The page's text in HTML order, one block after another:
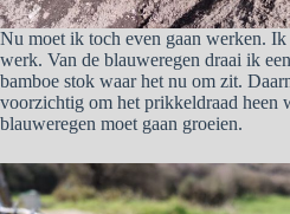
Nu moet ik toch even gaan werken.
werk. Van de blauweregen draai ik
bamboe stok waar het nu om zit.
voorzichtig om het prikkeldraad heen
blauweregen moet gaan groeien.